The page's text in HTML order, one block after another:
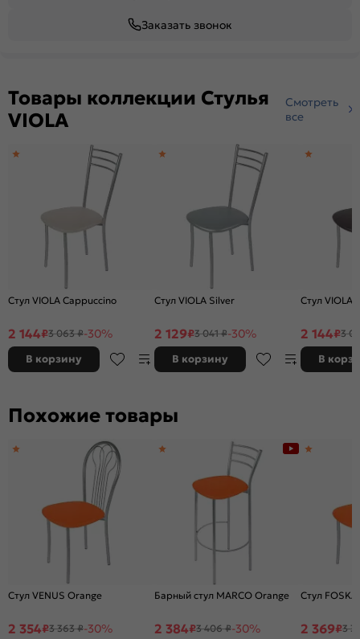
Заказать звонок
Товары коллекции Стулья
VIOLA
Смотреть
все
Стул VIOLA Cappuccino
2 144₽3 063 ₽-30%
В корзину
Стул VIOLA Silver
2 129₽3 041 ₽-30%
В корзину
Стул VIOLA
2 144₽3
В
Похожие товары
Стул VENUS Orange
2 354₽3 363 ₽-30%
Барный стул MARCO Orange
2 384₽3 406 ₽-30%
Стул
2 369₽3